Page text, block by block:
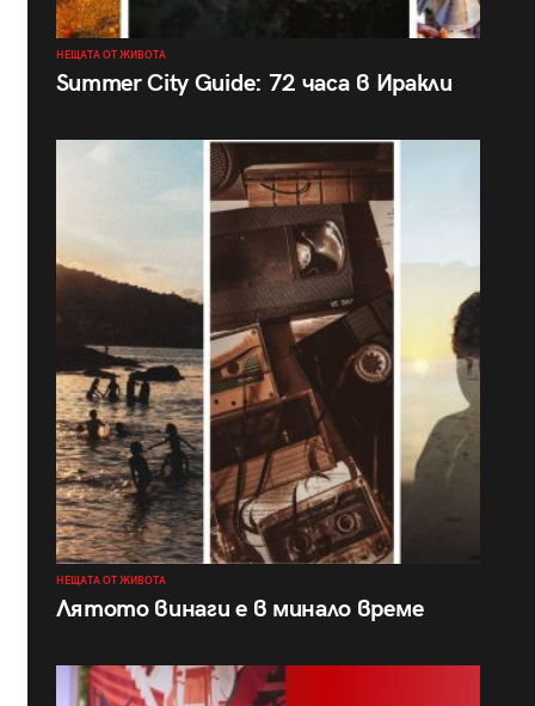
НЕЩАТА ОТ ЖИВОТА
Summer City Guide: 72 часа в Иракли
НЕЩАТА ОТ ЖИВОТА
Лятото винаги е в минало време